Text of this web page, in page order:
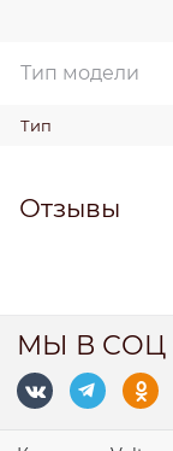
Тип модели
Тип
Отзывы
МЫ В СОЦ